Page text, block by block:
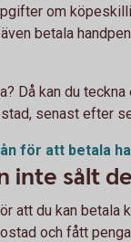
om
betala
Då kan du
senast efter
för att betala
inte sålt
att du kan betala
och fått